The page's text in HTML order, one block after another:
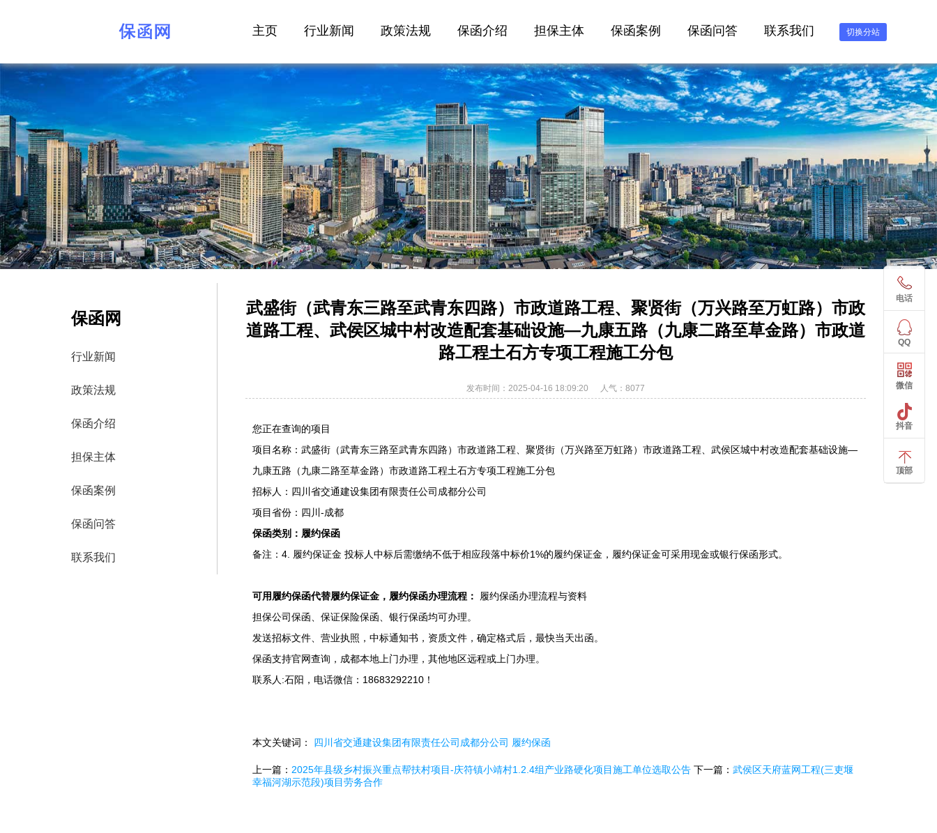
切换分站
主页 行业新闻 政策法规 保函介绍 担保主体 保函案例 保函问答 联系我们
保函网
行业新闻
政策法规
保函介绍
担保主体
保函案例
保函问答
联系我们
武盛街（武青东三路至武青东四路）市政道路工程、聚贤街（万兴路至万虹路）市政
道路工程、武侯区城中村改造配套基础设施—九康五路（九康二路至草金路）市政道
路工程土石方专项工程施工分包
发布时间：2025-04-16 18:09:20 人气：8077
您正在查询的项目
项目名称：武盛街（武青东三路至武青东四路）市政道路工程、聚贤街（万兴路至万虹路）市政道路工程、武侯区城中村改造配套基础设施—
九康五路（九康二路至草金路）市政道路工程土石方专项工程施工分包
招标人：四川省交通建设集团有限责任公司成都分公司
项目省份：四川-成都
保函类别：履约保函
备注：4. 履约保证金 投标人中标后需缴纳不低于相应段落中标价1%的履约保证金，履约保证金可采用现金或银行保函形式。
可用履约保函代替履约保证金，履约保函办理流程：
履约保函办理流程与资料
担保公司保函、保证保险保函、银行保函均可办理。
发送招标文件、营业执照，中标通知书，资质文件，确定格式后，最快当天出函。
保函支持官网查询，成都本地上门办理，其他地区远程或上门办理。
联系人:石阳，电话微信：18683292210！
本文关键词： 四川省交通建设集团有限责任公司成都分公司 履约保函
上一篇： 2025年县级乡村振兴重点帮扶村项目-庆符镇小靖村1.2.4组产业路硬化项目施工单位选取公告 下一篇： 武侯区天府蓝网工程(三吏堰
幸福河湖示范段)项目劳务合作
电话
QQ
微信
抖音
顶部